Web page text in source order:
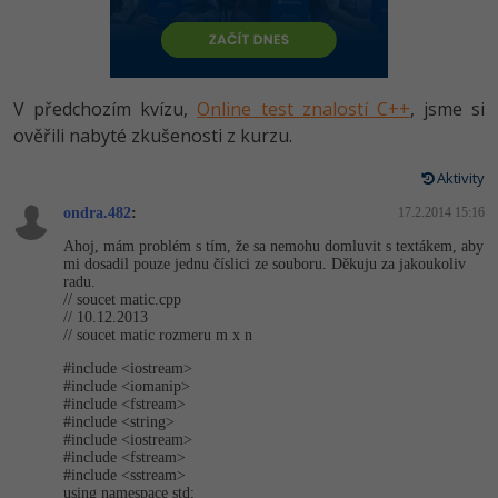
HTML5, CSS3, Bootstrap, SEO
Testování a verzování
React
Spring
Django
Best practices
JavaScript
Python
HTML / CSS
UML a návrhové vzory
MySQL/MariaDB
MS-SQL
SQLite
C# Game developer
Tester
Systémový administrátor
Grafik / UX/UI návrhář
3D grafik
Projektový manažer
Databázový analytik
-80%
PHP -80%
-80%
C -80%
VB.NET
SQL
Návrh SW -80%
V předchozím kvízu, Online test znalostí C++, jsme si
ověřili nabyté zkušenosti z kurzu.
Aktivity
ondra.482: 17.2.2014 15:16
Ahoj, mám problém s tím, že sa nemohu domluvit s textákem, aby
mi dosadil pouze jednu číslici ze souboru. Děkuju za jakoukoliv
radu.
// soucet matic.cpp
// 10.12.2013
// soucet matic rozmeru m x n
#include <iostream>
#include <iomanip>
#include <fstream>
#include <string>
#include <iostream>
#include <fstream>
#include <sstream>
using namespace std;